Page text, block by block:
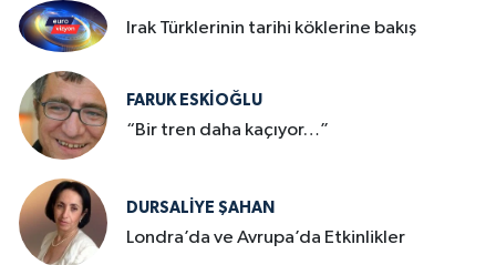
Irak Türklerinin tarihi köklerine bakış
FARUK ESKİOĞLU
“Bir tren daha kaçıyor…”
DURSALIYE ŞAHAN
Londra’da ve Avrupa’da Etkinlikler